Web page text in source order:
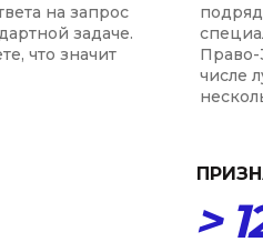
на запрос
задаче.
что значит
числе
>